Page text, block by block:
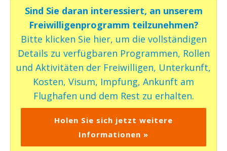
Sind Sie daran interessiert, an unserem
Freiwilligenprogramm teilzunehmen?
Bitte klicken Sie hier, um die vollständigen
Details zu verfügbaren Programmen, Rollen
und Aktivitäten der Freiwilligen, Unterkunft,
Kosten, Visum, Impfung, Ankunft am
Flughafen und dem Rest zu erhalten.
Holen Sie sich jetzt weitere
Informationen »